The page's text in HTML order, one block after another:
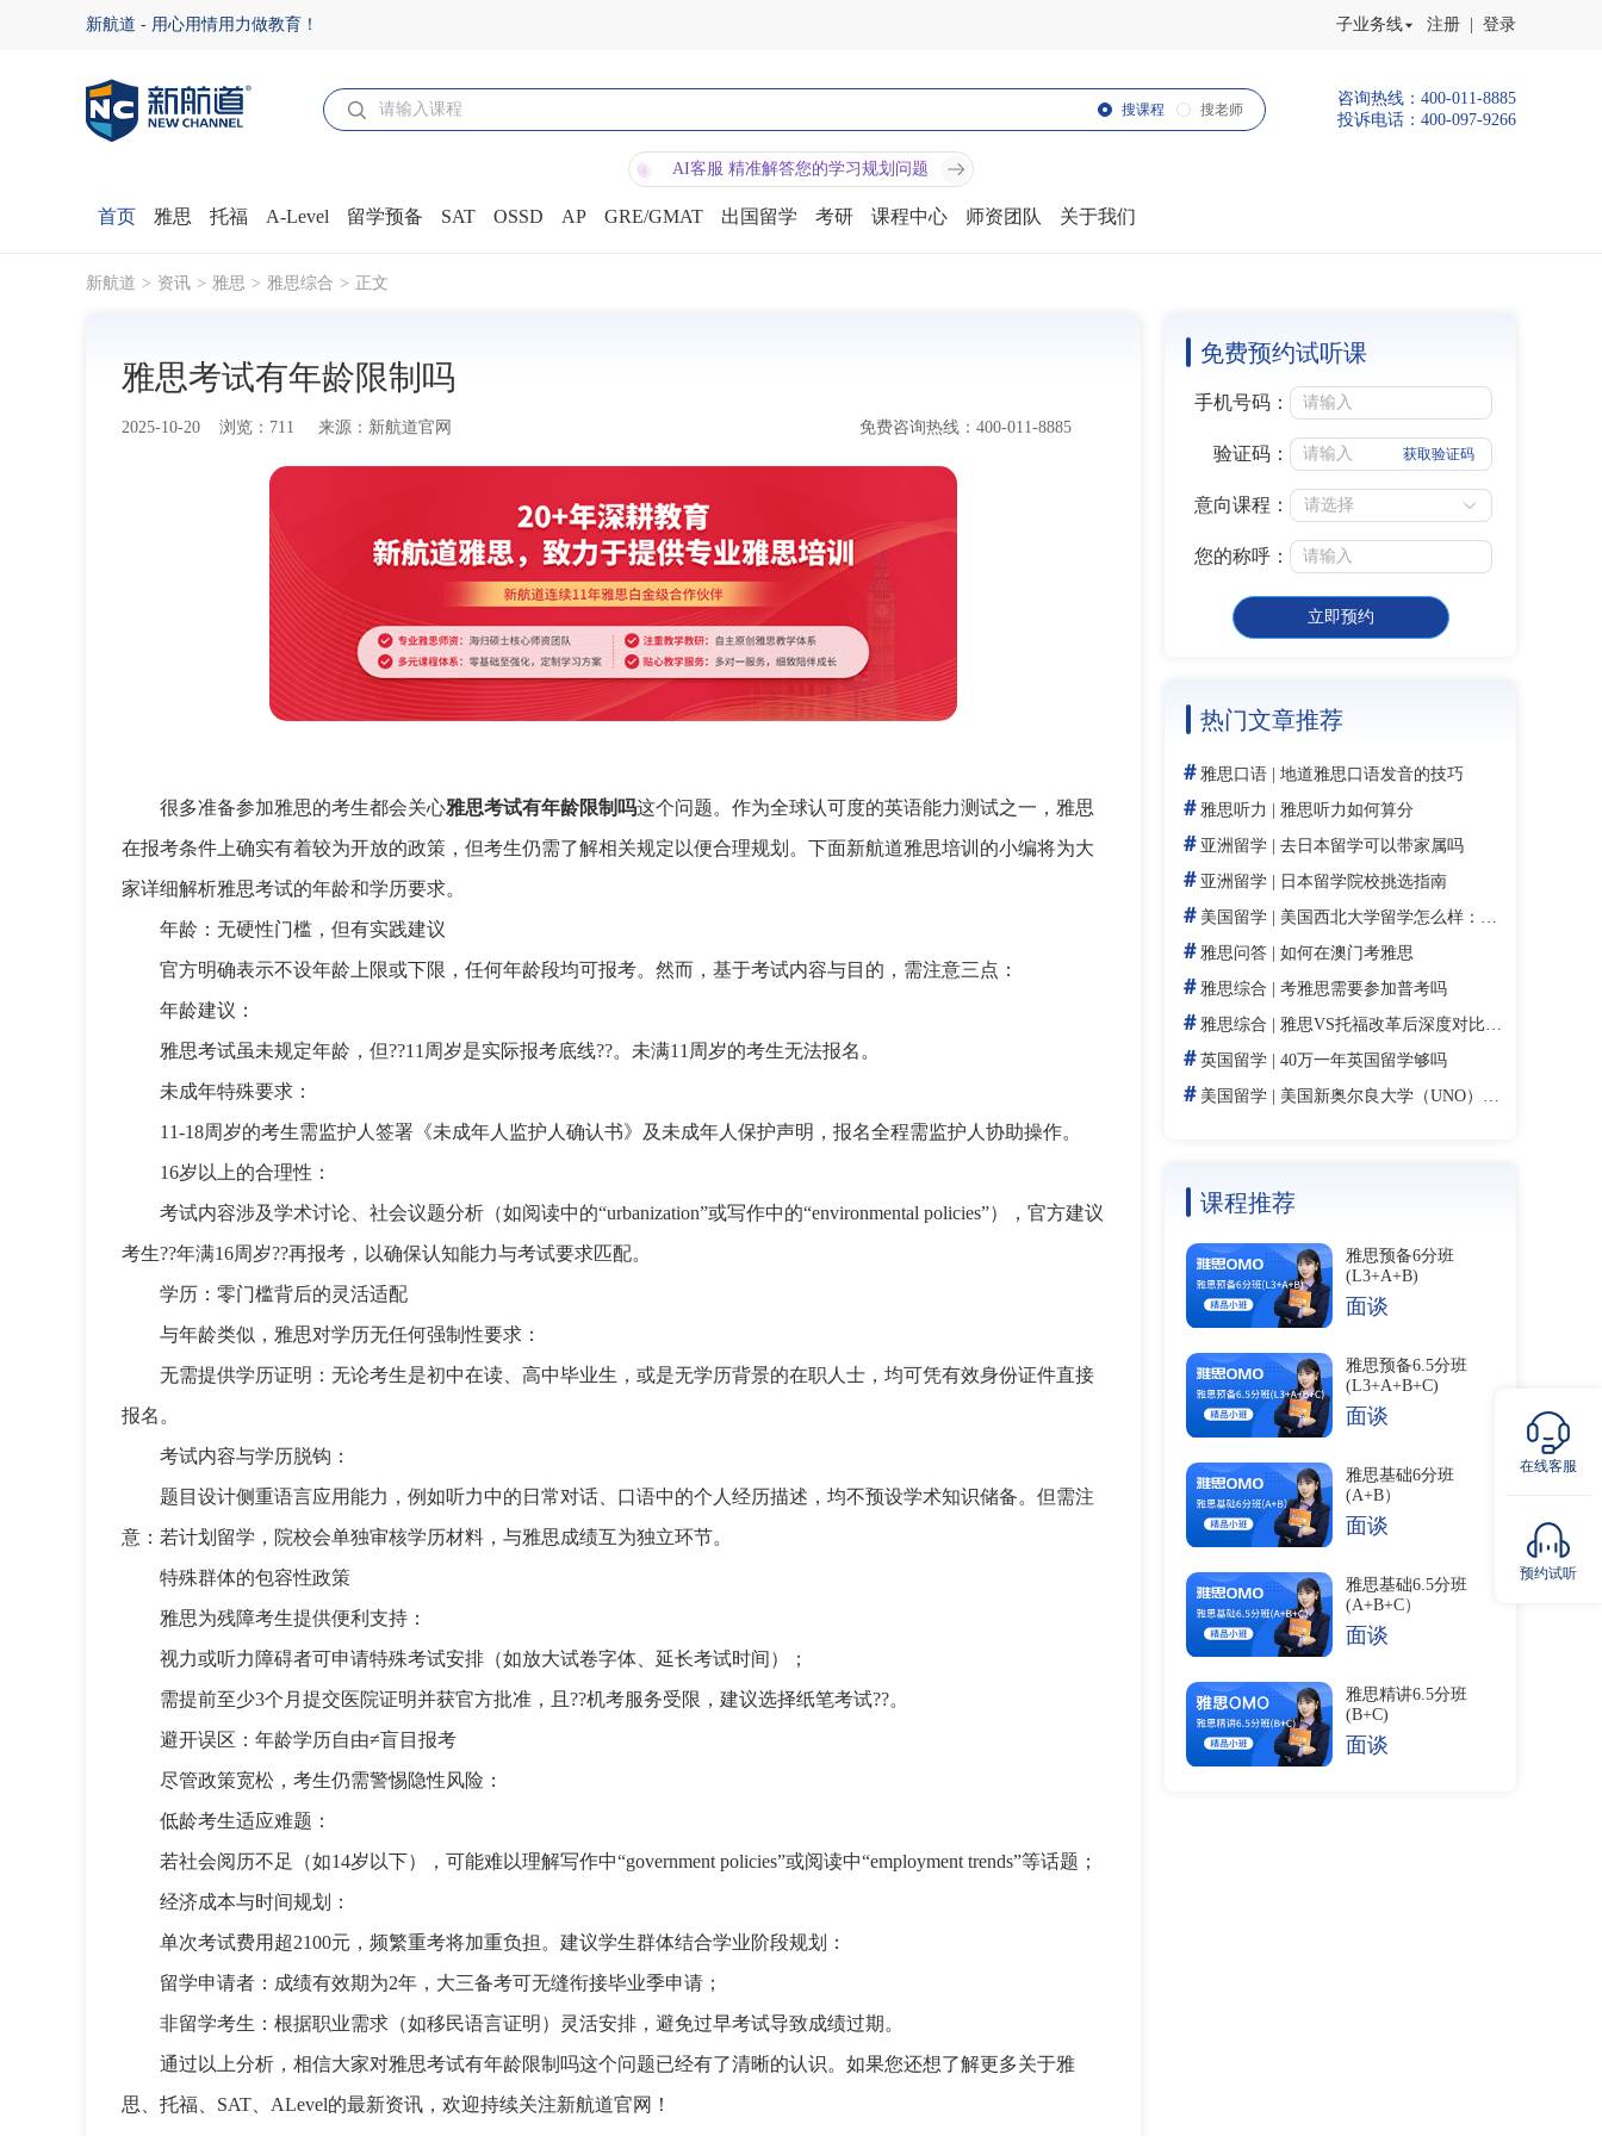
新航道 - 用心用情用力做教育！ 子业务线 注册 | 登录
搜课程 搜老师
咨询热线：400-011-8885
投诉电话：400-097-9266
AI客服 精准解答您的学习规划问题
我已阅读并同意 《用户服务条款及隐私政策》
在线客服
预约试听
首页 雅思 托福 A-Level 留学预备 SAT OSSD AP GRE/GMAT 出国留学 考研 课程中心 师资团队 关于我们
新航道 资讯 雅思 雅思综合 正文
雅思考试有年龄限制吗
2025-10-20 浏览：711 来源：新航道官网 免费咨询热线：400-011-8885
很多准备参加雅思的考生都会关心雅思考试有年龄限制吗这个问题。作为全球认可度的英语能力测试之一，雅思
在报考条件上确实有着较为开放的政策，但考生仍需了解相关规定以便合理规划。下面新航道雅思培训的小编将为大
家详细解析雅思考试的年龄和学历要求。
年龄：无硬性门槛，但有实践建议
官方明确表示不设年龄上限或下限，任何年龄段均可报考。然而，基于考试内容与目的，需注意三点：
年龄建议：
雅思考试虽未规定年龄，但??11周岁是实际报考底线??。未满11周岁的考生无法报名。
未成年特殊要求：
11-18周岁的考生需监护人签署《未成年人监护人确认书》及未成年人保护声明，报名全程需监护人协助操作。
16岁以上的合理性：
考试内容涉及学术讨论、社会议题分析（如阅读中的“urbanization”或写作中的“environmental policies”），官方建议
考生??年满16周岁??再报考，以确保认知能力与考试要求匹配。
学历：零门槛背后的灵活适配
与年龄类似，雅思对学历无任何强制性要求：
无需提供学历证明：无论考生是初中在读、高中毕业生，或是无学历背景的在职人士，均可凭有效身份证件直接
报名。
考试内容与学历脱钩：
题目设计侧重语言应用能力，例如听力中的日常对话、口语中的个人经历描述，均不预设学术知识储备。但需注
意：若计划留学，院校会单独审核学历材料，与雅思成绩互为独立环节。
特殊群体的包容性政策
雅思为残障考生提供便利支持：
视力或听力障碍者可申请特殊考试安排（如放大试卷字体、延长考试时间）；
需提前至少3个月提交医院证明并获官方批准，且??机考服务受限，建议选择纸笔考试??。
避开误区：年龄学历自由≠盲目报考
尽管政策宽松，考生仍需警惕隐性风险：
低龄考生适应难题：
若社会阅历不足（如14岁以下），可能难以理解写作中“government policies”或阅读中“employment trends”等话题；
经济成本与时间规划：
单次考试费用超2100元，频繁重考将加重负担。建议学生群体结合学业阶段规划：
留学申请者：成绩有效期为2年，大三备考可无缝衔接毕业季申请；
非留学考生：根据职业需求（如移民语言证明）灵活安排，避免过早考试导致成绩过期。
通过以上分析，相信大家对雅思考试有年龄限制吗这个问题已经有了清晰的认识。如果您还想了解更多关于雅
思、托福、SAT、ALevel的最新资讯，欢迎持续关注新航道官网！
免费预约试听课
手机号码：
验证码： 获取验证码
意向课程： 请选择
您的称呼：
立即预约
热门文章推荐
＃ 雅思口语 地道雅思口语发音的技巧
＃ 雅思听力 雅思听力如何算分
＃ 亚洲留学 去日本留学可以带家属吗
＃ 亚洲留学 日本留学院校挑选指南
＃ 美国留学 美国西北大学留学怎么样：全美Top 6的私立豪门与传媒工程的圣殿
＃ 雅思问答 如何在澳门考雅思
＃ 雅思综合 考雅思需要参加普考吗
＃ 雅思综合 雅思VS托福改革后深度对比，哪个更容易考出分？
＃ 英国留学 40万一年英国留学够吗
＃ 美国留学 美国新奥尔良大学（UNO）学费：2026年费用详解、奖学金与性价比指南
课程推荐
雅思预备6分班
(L3+A+B)
面谈
雅思预备6.5分班
(L3+A+B+C)
面谈
雅思基础6分班
(A+B）
面谈
雅思基础6.5分班
(A+B+C）
面谈
雅思精讲6.5分班
(B+C)
面谈
资料下载
验证码: 获取验证码